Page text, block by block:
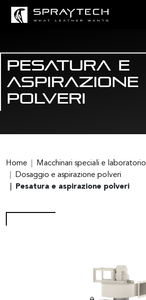
Pesatura e
aspirazione
polveri
Home
Macchinari speciali e laboratorio
Dosaggio e aspirazione polveri
Pesatura e aspirazione polveri